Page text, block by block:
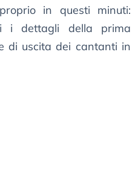
in questi minuti:
i dettagli della prima
di uscita dei cantanti in